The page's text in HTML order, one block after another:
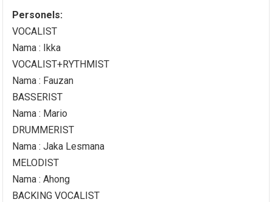
Personels:
VOCALIST
Nama : Ikka
VOCALIST+RYTHMIST
Nama : Fauzan
BASSERIST
Nama : Mario
DRUMMERIST
Nama : Jaka Lesmana
MELODIST
Nama : Ahong
BACKING VOCALIST